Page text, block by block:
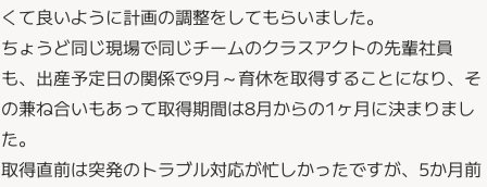
くて良いように計画の調整をしてもらいました。
ちょうど同じ現場で同じチームのクラスアクトの先輩社員
も、出産予定日の関係で9月～育休を取得することになり、そ
の兼ね合いもあって取得期間は8月からの1ヶ月に決まりまし
た。
取得直前は突発のトラブル対応が忙しかったですが、5か月前